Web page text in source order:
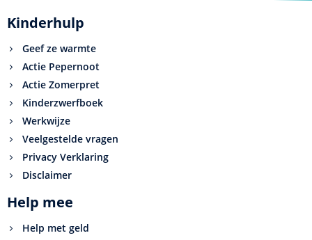
Kinderhulp
Geef ze warmte
Actie Pepernoot
Actie Zomerpret
Kinderzwerfboek
Werkwijze
Veelgestelde vragen
Privacy Verklaring
Disclaimer
Help mee
Help met geld